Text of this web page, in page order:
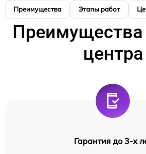
Преимущества Этапы работ
Преимущества
центра
Гарантия до 3-х